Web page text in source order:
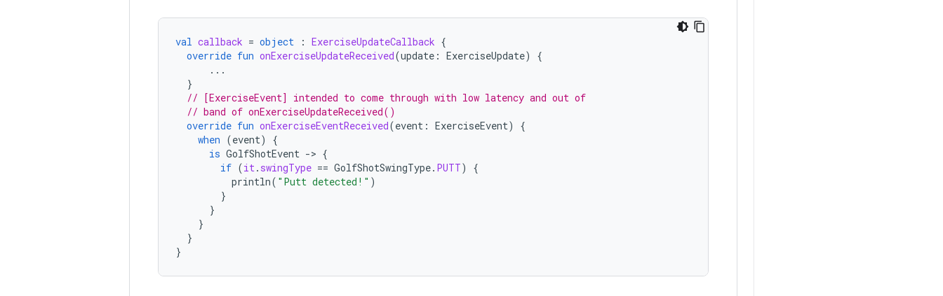
val callback = object : ExerciseUpdateCallback {
override fun onExerciseUpdateReceived(update : ExerciseUpdate)
{
...
}
// [ExerciseEvent] intended to come through with low latency and out of
// band of onExerciseUpdateReceived()
override fun onExerciseEventReceived(event : ExerciseEvent)
{
when (event)
{
is GolfShotEvent -> {
if (it. swingType == GolfShotSwingType. PUTT)
{
println( "Putt detected!" )
}
}
}
}
}